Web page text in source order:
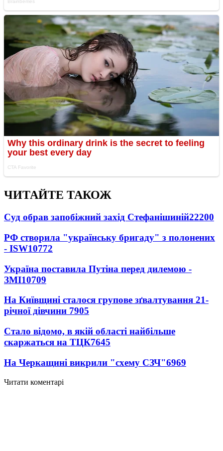
ЧИТАЙТЕ ТАКОЖ
Суд обрав запобіжний захід Стефанішиній22200
РФ створила "українську бригаду" з полонених
- ISW10772
Україна поставила Путіна перед дилемою -
ЗМІ10709
На Київщині сталося групове зґвалтування 21-
річної дівчини 7905
Стало відомо, в якій області найбільше
скаржаться на ТЦК7645
На Черкащині викрили "схему СЗЧ"6969
Читати коментарі